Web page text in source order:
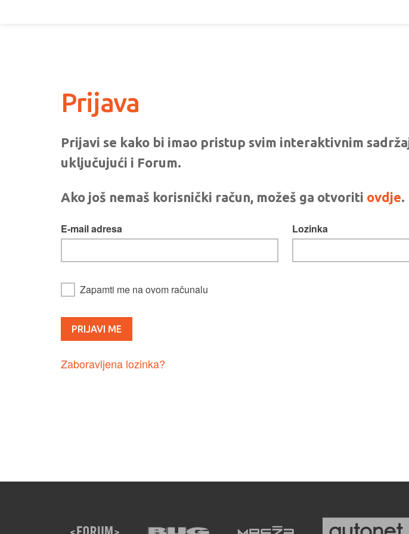
Prijava
Prijavi se kako bi imao pristup svim interaktivnim
uključujući i Forum.
Ako još nemaš korisnički račun, možeš ga otvoriti ovdje.
E-mail adresa Lozinka
Zapamti me na ovom računalu
Zaboravljena lozinka?